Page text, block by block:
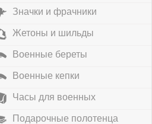
Значки и фрачники
Жетоны и шильды
Военные береты
Военные кепки
Часы для военных
Подарочные полотенца